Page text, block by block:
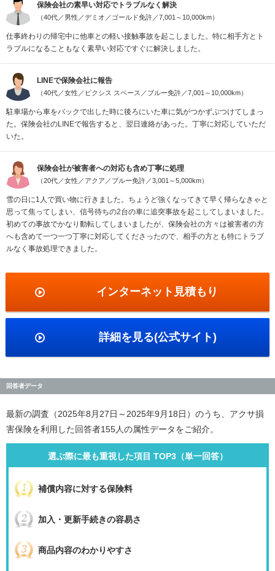
保険会社の素早い対応でトラブルなく解決
（40代／男性／デミオ／ゴールド免許／7,001～10,000km）
仕事終わりの帰宅中に他車との軽い接触事故を起こしました。特に相手方とト
ラブルになることもなく素早い対応ですぐに解決しました。
LINEで保険会社に報告
（40代／女性／ピクシス スペース／ブルー免許／7,001～10,000km）
駐車場から車をバックで出した時に後ろにいた車に気がつかずぶつけてしまっ
た。保険会社のLINEで報告すると、翌日連絡があった。丁寧に対応していただ
いた。
保険会社が被害者への対応も含め丁寧に処理
（20代／女性／アクア／ブルー免許／3,001～5,000km）
雪の日に1人で買い物に行きました。ちょうど強くなってきて早く帰らなきゃと
思って焦ってしまい、信号待ちの2台の車に追突事故を起こしてしまいました。
初めての事故でかなり動転してしまいましたが、保険会社の方々は被害者の方
へも含めて一つ一つ丁寧に対応してくださったので、相手の方とも特にトラブ
ルなく事故処理できました。
インターネット見積もり
詳細を見る(公式サイト)
回答者データ
最新の調査（2025年8月27日～2025年9月18日）のうち、アクサ損
害保険を利用した回答者155人の属性データをご紹介。
選ぶ際に最も重視した項目 TOP3（単一回答）
補償内容に対する保険料
加入・更新手続きの容易さ
商品内容のわかりやすさ